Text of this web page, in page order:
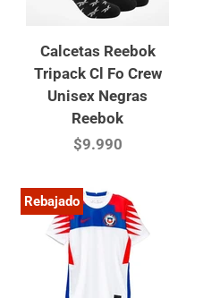
Calcetas Reebok
Tripack Cl Fo Crew
Unisex Negras
Reebok
$9.990
Rebajado